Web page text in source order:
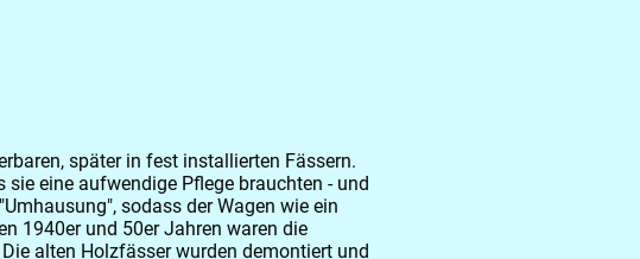
später in fest installierten Fässern.
eine aufwendige Pflege brauchten - und
sodass der Wagen wie ein
1940er und 50er Jahren waren die
alten Holzfässer wurden demontiert und